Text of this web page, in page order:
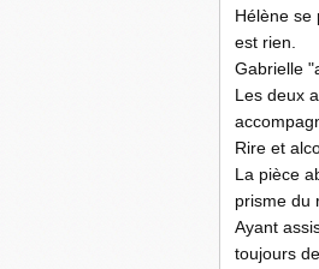
Hélène se
est rien.
Gabrielle
Les deux
Rire et
La pièce
prisme du
Ayant
toujours